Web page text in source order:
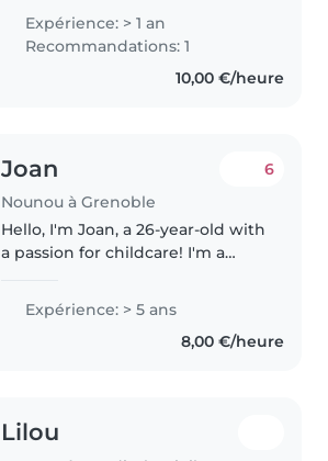
de la Place de la Liberté et je me
déplace également..
Expérience: > 1 an
Recommandations: 1
10,00 €/heure
Joan
Nounou à Grenoble
6
Hello, I'm Joan, a 26-year-old with
a passion for childcare! I'm a
responsible babysitter with
experience caring for children of
all ages. I particularly, e.g.,..
Expérience: > 5 ans
8,00 €/heure
Lilou